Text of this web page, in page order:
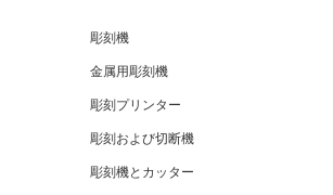
彫刻機
金属用彫刻機
彫刻プリンター
彫刻および切断機
彫刻機とカッター